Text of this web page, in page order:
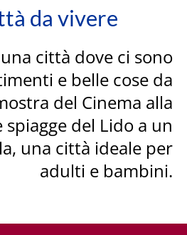
da vivere
città dove ci sono
e belle cose da
del Cinema alla
spiagge del Lido a un
una città ideale per
adulti e bambini.